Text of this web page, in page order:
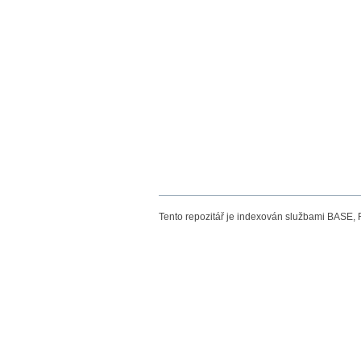
Tento repozitář je indexován službami BASE,